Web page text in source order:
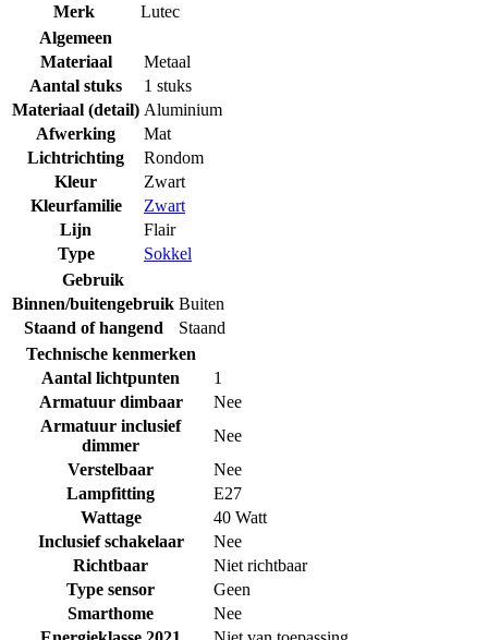
Merk
Lutec
Algemeen
Materiaal
Metaal
Aantal stuks
1 stuks
Materiaal (detail) Aluminium
Afwerking
Mat
Lichtrichting
Rondom
Kleur
Zwart
Kleurfamilie
Zwart
Lijn
Flair
Type
Sokkel
Gebruik
Binnen/buitengebruik Buiten
Staand of hangend
Staand
Technische kenmerken
Aantal lichtpunten
1
Armatuur dimbaar
Nee
Armatuur inclusief
dimmer
Nee
Verstelbaar
Nee
Lampfitting
E27
Wattage
40 Watt
Inclusief schakelaar
Nee
Richtbaar
Niet richtbaar
Type sensor
Geen
Smarthome
Nee